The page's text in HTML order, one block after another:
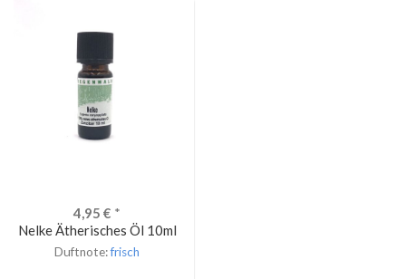
4,95 € *
Nelke Ätherisches Öl 10ml
Duftnote:frisch